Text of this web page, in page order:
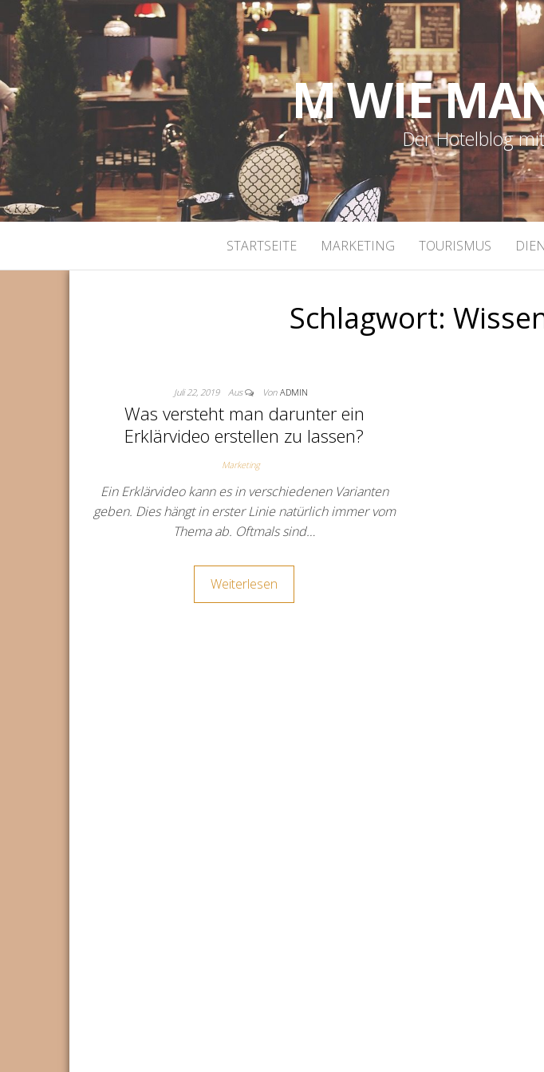
M WIE
Der Hotelblog
STARTSEITE MARKETING TOURISMUS
Schlagwort:
Juli 22, 2019 Aus Von ADMIN
Was versteht man darunter ein
Erklärvideo erstellen zu lassen?
Marketing
Ein Erklärvideo kann es in verschiedenen Varianten
geben. Dies hängt in erster Linie natürlich immer vom
Thema ab. Oftmals sind…
Weiterlesen